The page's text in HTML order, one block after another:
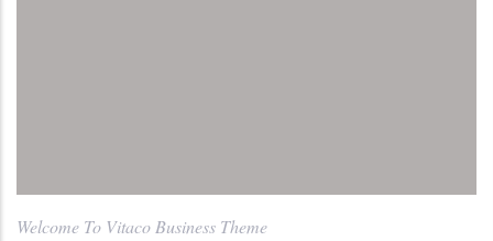
Welcome To Vitaco Business Theme